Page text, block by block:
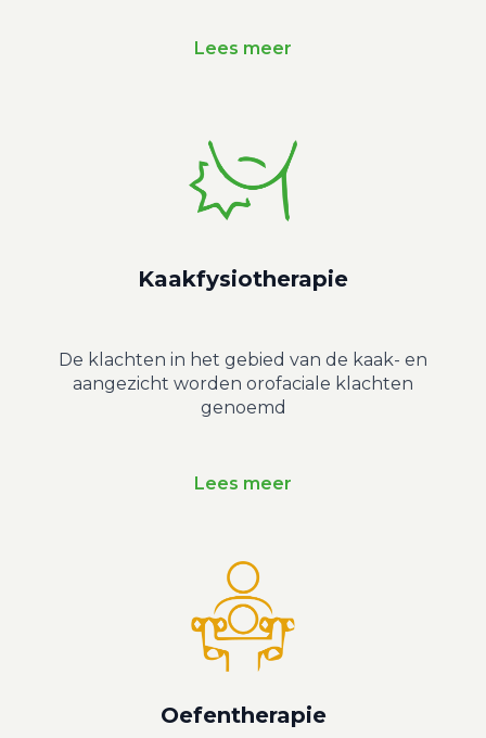
Lees meer
Kaakfysiotherapie
De klachten in het gebied van de kaak- en
aangezicht worden orofaciale klachten
genoemd
Lees meer
Oefentherapie